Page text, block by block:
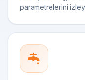
parametrelerini